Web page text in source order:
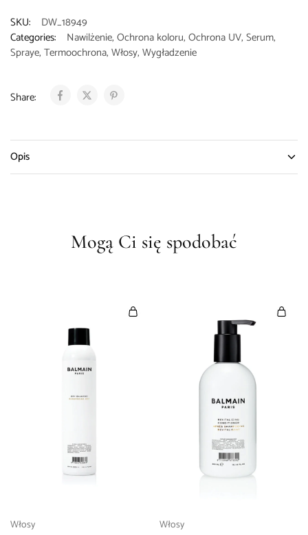
SKU:
DW_18949
Categories:
Nawilżenie, Ochrona koloru, Ochrona UV, Serum,
Spraye, Termoochrona, Włosy, Wygładzenie
Share:
Opis
Mogą Ci się spodobać
Włosy Włosy